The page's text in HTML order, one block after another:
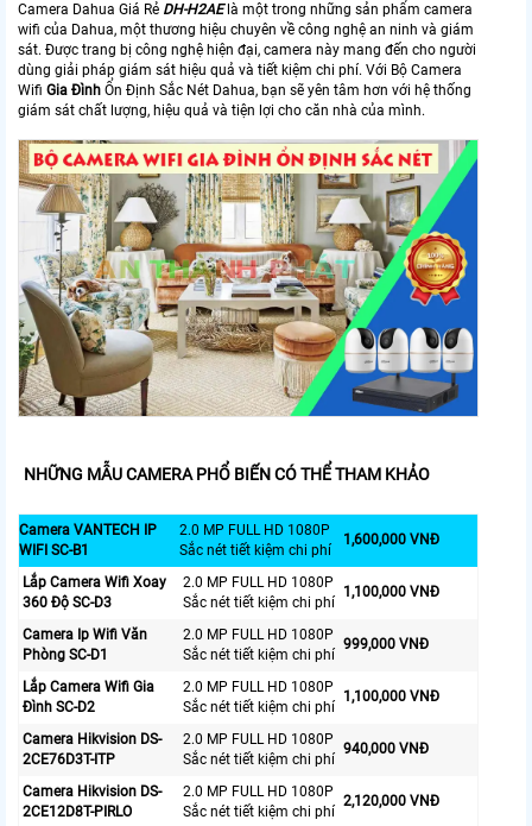
Camera Dahua Giá Rẻ DH-H2AElà một trong những sản phẩm camera
wifi của Dahua, một thương hiệu chuyên về công nghệ an ninh và giám
sát. Được trang bị công nghệ hiện đại, camera này mang đến cho người
dùng giải pháp giám sát hiệu quả và tiết kiệm chi phí. Với Bộ Camera
Wifi Gia Đình Ổn Định Sắc Nét Dahua, bạn sẽ yên tâm hơn với hệ thống
giám sát chất lượng, hiệu quả và tiện lợi cho căn nhà của mình.
NHỮNG MẪU CAMERA PHỔ BIẾN CÓ THỂ THAM KHẢO
Camera VANTECH IP
WIFI SC-B1
2.0 MP FULL HD 1080P
Sắc nét tiết kiệm chi phí
1,600,000 VNĐ
Lắp Camera Wifi Xoay
360 Độ SC-D3
2.0 MP FULL HD 1080P
Sắc nét tiết kiệm chi phí
1,100,000 VNĐ
Camera Ip Wifi Văn
Phòng SC-D1
2.0 MP FULL HD 1080P
Sắc nét tiết kiệm chi phí
999,000 VNĐ
Lắp Camera Wifi Gia
Đình SC-D2
2.0 MP FULL HD 1080P
Sắc nét tiết kiệm chi phí
1,100,000 VNĐ
Camera Hikvision DS-
2CE76D3T-ITP
2.0 MP FULL HD 1080P
Sắc nét tiết kiệm chi phí
940,000 VNĐ
Camera Hikvision DS-
2CE12D8T-PIRLO
2.0 MP FULL HD 1080P
Sắc nét tiết kiệm chi phí
2,120,000 VNĐ